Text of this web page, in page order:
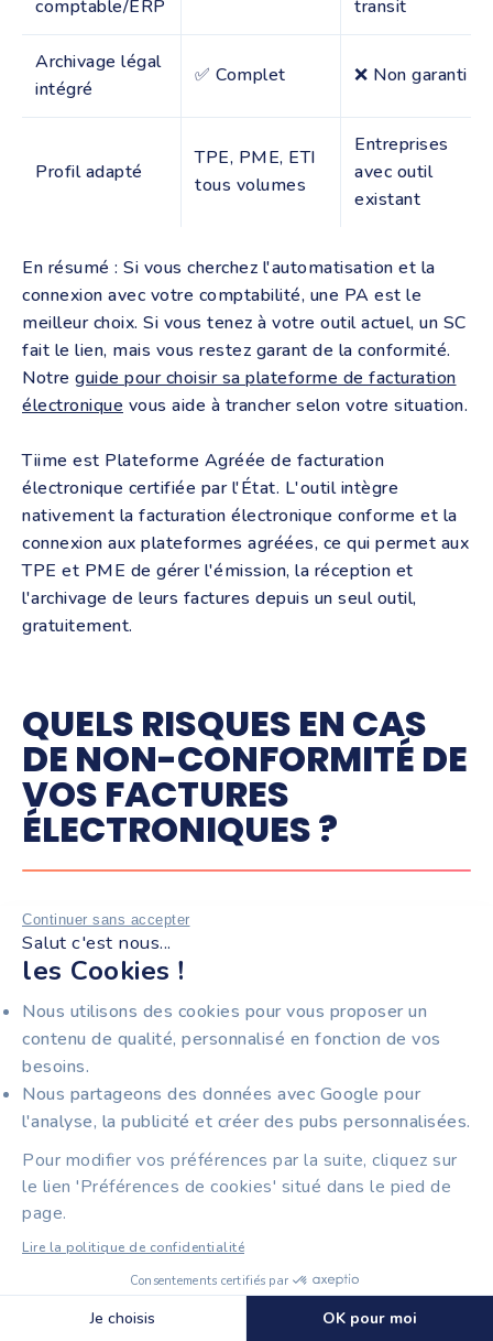
Continuer sans accepter
Salut c'est nous...
les Cookies !
Nous utilisons des cookies pour vous proposer un
contenu de qualité, personnalisé en fonction de vos
besoins.
Nous partageons des données avec Google pour
l'analyse, la publicité et créer des pubs personnalisées.
Pour modifier vos préférences par la suite, cliquez sur
le lien 'Préférences de cookies' situé dans le pied de
page.
Lire la politique de confidentialité
Consentements certifiés par
Je choisis OK pour moi
🍪 Cookies
comptable/ERP
transit
Archivage légal
intégré
✅ Complet ❌ Non garanti
Profil adapté
TPE, PME, ETI
tous volumes
Entreprises
avec outil
existant
En résumé : Si vous cherchez l'automatisation et la
connexion avec votre comptabilité, une PA est le
meilleur choix. Si vous tenez à votre outil actuel, un SC
fait le lien, mais vous restez garant de la conformité.
Notre guide pour choisir sa plateforme de facturation
électronique vous aide à trancher selon votre situation.
Tiime est Plateforme Agréée de facturation
électronique certifiée par l'État. L'outil intègre
nativement la facturation électronique conforme et la
connexion aux plateformes agréées, ce qui permet aux
TPE et PME de gérer l'émission, la réception et
l'archivage de leurs factures depuis un seul outil,
gratuitement.
QUELS RISQUES EN CAS
DE NON-CONFORMITÉ DE
VOS FACTURES
ÉLECTRONIQUES ?
SANCTIONS FINANCIÈRES
L'amende prévue est de 50€ par facture comportant
des mentions manquantes ou erronées. Un plafond de
15 000 € par an et par entreprise s'applique. Le détail
dessanctions pour une facture non conformemérite
d'être connu avant que le premier contrôle ne
survienne.
Cas pratique :
200 factures par mois. Une erreur récurrente
(numéro SIREN client absent) affecte toutes
ses factures. Le calcul : 200 factures × 12
mois × 15 € = 120 000 € de risque annuel. Le